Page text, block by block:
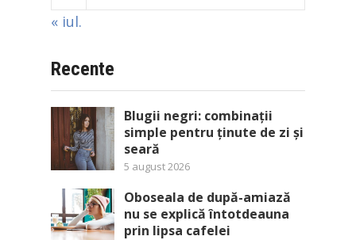
« iul.
Recente
Blugii negri: combinații
simple pentru ținute de zi și
seară
5 august 2026
Oboseala de după-amiază
nu se explică întotdeauna
prin lipsa cafelei